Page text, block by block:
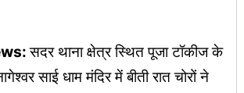
सदर थाना क्षेत्र स्थित पूजा टॉकीज के
साई धाम मंदिर में बीती रात चोरों ने